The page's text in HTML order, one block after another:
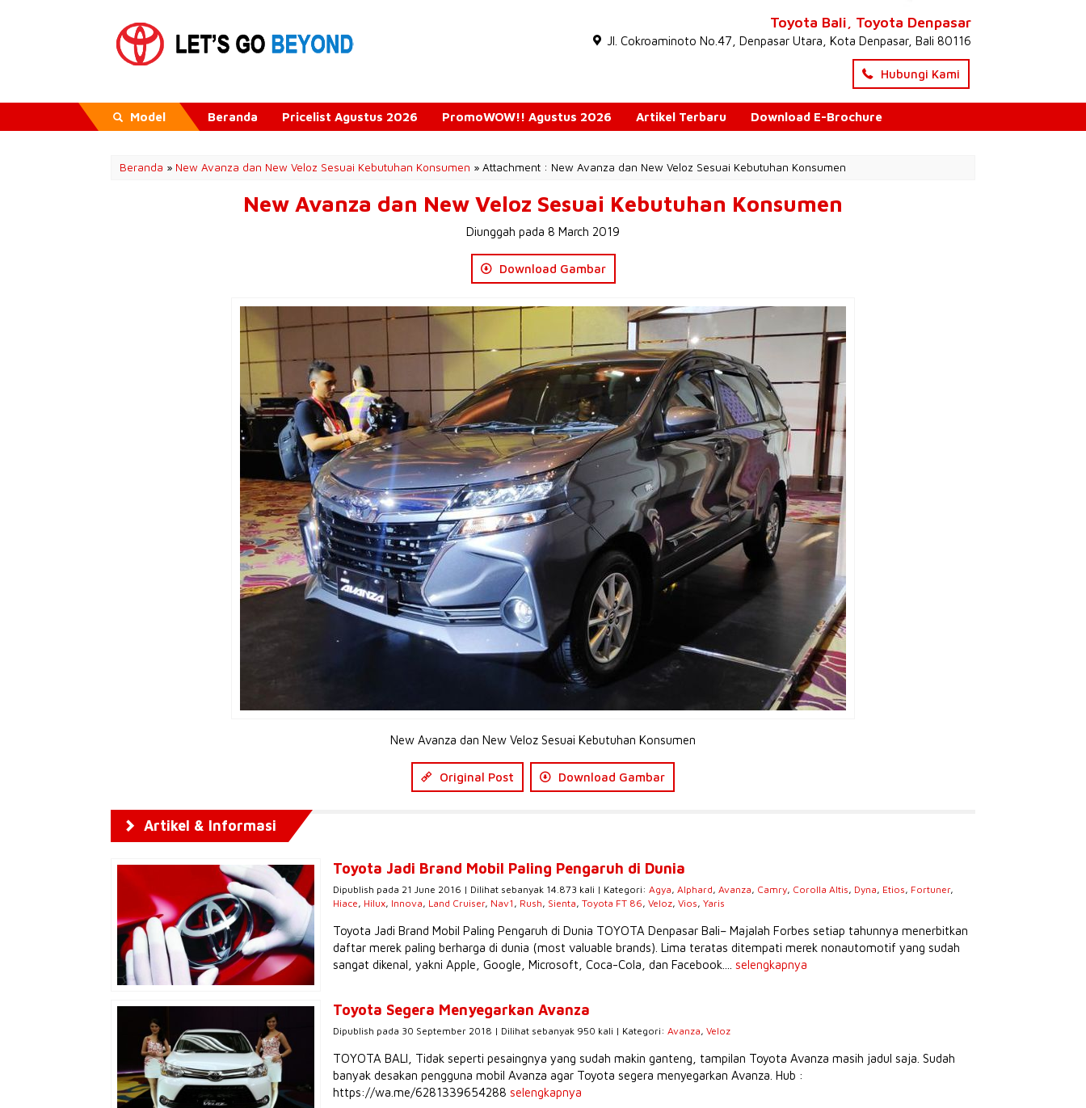
Toyota Bali, Toyota Denpasar
Jl. Cokroaminoto No.47, Denpasar Utara, Kota Denpasar, Bali 80116
Hubungi Kami
Model Beranda Pricelist Agustus 2026 PromoWOW!! Agustus 2026 Artikel Terbaru Download E-Brochure
Beranda » New Avanza dan New Veloz Sesuai Kebutuhan Konsumen » Attachment : New Avanza dan New Veloz Sesuai Kebutuhan Konsumen
New Avanza dan New Veloz Sesuai Kebutuhan Konsumen
Diunggah pada 8 March 2019
Download Gambar
New Avanza dan New Veloz Sesuai Kebutuhan Konsumen
Original Post Download Gambar
Artikel & Informasi
Toyota Jadi Brand Mobil Paling Pengaruh di Dunia
Dipublish pada 21 June 2016 | Dilihat sebanyak 14.873 kali | Kategori: Agya, Alphard, Avanza, Camry, Corolla Altis, Dyna, Etios, Fortuner,
Hiace, Hilux, Innova, Land Cruiser, Nav1 , Rush, Sienta, Toyota FT 86, Veloz, Vios, Yaris
Toyota Jadi Brand Mobil Paling Pengaruh di Dunia TOYOTA Denpasar Bali– Majalah Forbes setiap tahunnya menerbitkan
daftar merek paling berharga di dunia (most valuable brands). Lima teratas ditempati merek nonautomotif yang sudah
sangat dikenal, yakni Apple, Google, Microsoft, Coca-Cola, dan Facebook.... selengkapnya
Toyota Segera Menyegarkan Avanza
Dipublish pada 30 September 2018 | Dilihat sebanyak 950 kali | Kategori: Avanza, Veloz
TOYOTA BALI, Tidak seperti pesaingnya yang sudah makin ganteng, tampilan Toyota Avanza masih jadul saja. Sudah
banyak desakan pengguna mobil Avanza agar Toyota segera menyegarkan Avanza. Hub :
https://wa.me/6281339654288 selengkapnya